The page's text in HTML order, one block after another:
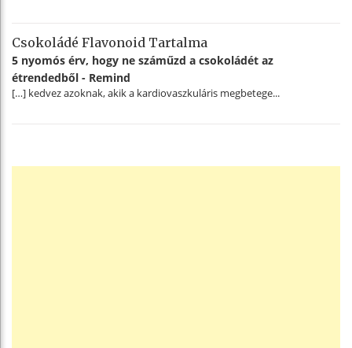
Csokoládé Flavonoid Tartalma
5 nyomós érv, hogy ne száműzd a csokoládét az
étrendedből - Remind
[…] kedvez azoknak, akik a kardiovaszkuláris megbetege...